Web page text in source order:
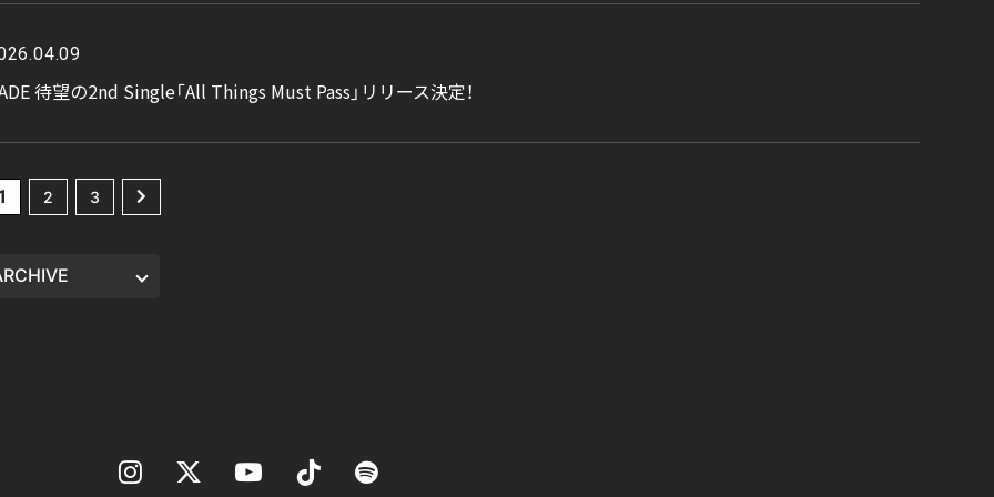
待望の2nd Single「All Things Must Pass」リリース決定！
2 3